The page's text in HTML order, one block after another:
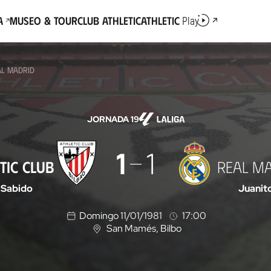
Museo & TourClub AthleticAthletic Play
MADRID
JORNADA 19
CLUB 1 1 REAL
Sabido
Domingo 11/01/1981
17:00
U
San Mamés, Bilbo